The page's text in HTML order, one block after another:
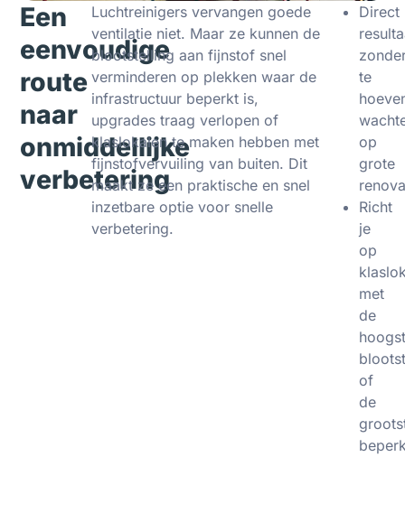
Een
eenvoudige
route
naar
onmiddellijke
verbetering
Luchtreinigers vervangen goede
ventilatie niet. Maar ze kunnen de
blootstelling aan fijnstof snel
verminderen op plekken waar de
infrastructuur beperkt is,
upgrades traag verlopen of
klaslokalen te maken hebben met
fijnstofvervuiling van buiten. Dit
maakt ze een praktische en snel
inzetbare optie voor snelle
verbetering.
Direct
te
op
grote
Richt
je
op
met
de
of
de